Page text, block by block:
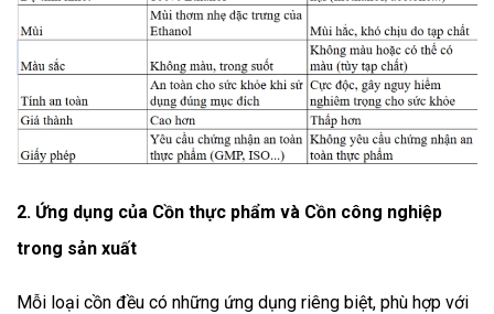
2. Ứng dụng của Cồn thực phẩm và Cồn công nghiệp
trong sản xuất
Mỗi loại cồn đều có những ứng dụng riêng biệt, phù hợp với